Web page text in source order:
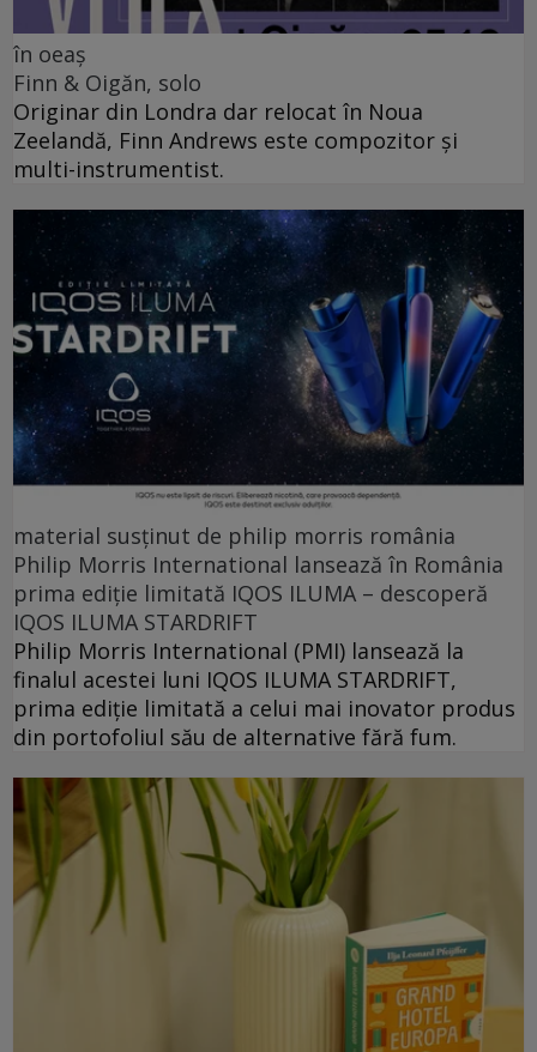
în oeaș
Finn & Oigăn, solo
Originar din Londra dar relocat în Noua
Zeelandă, Finn Andrews este compozitor și
multi-instrumentist.
material susținut de philip morris românia
Philip Morris International lansează în România
prima ediție limitată IQOS ILUMA – descoperă
IQOS ILUMA STARDRIFT
Philip Morris International (PMI) lansează la
finalul acestei luni IQOS ILUMA STARDRIFT,
prima ediție limitată a celui mai inovator produs
din portofoliul său de alternative fără fum.